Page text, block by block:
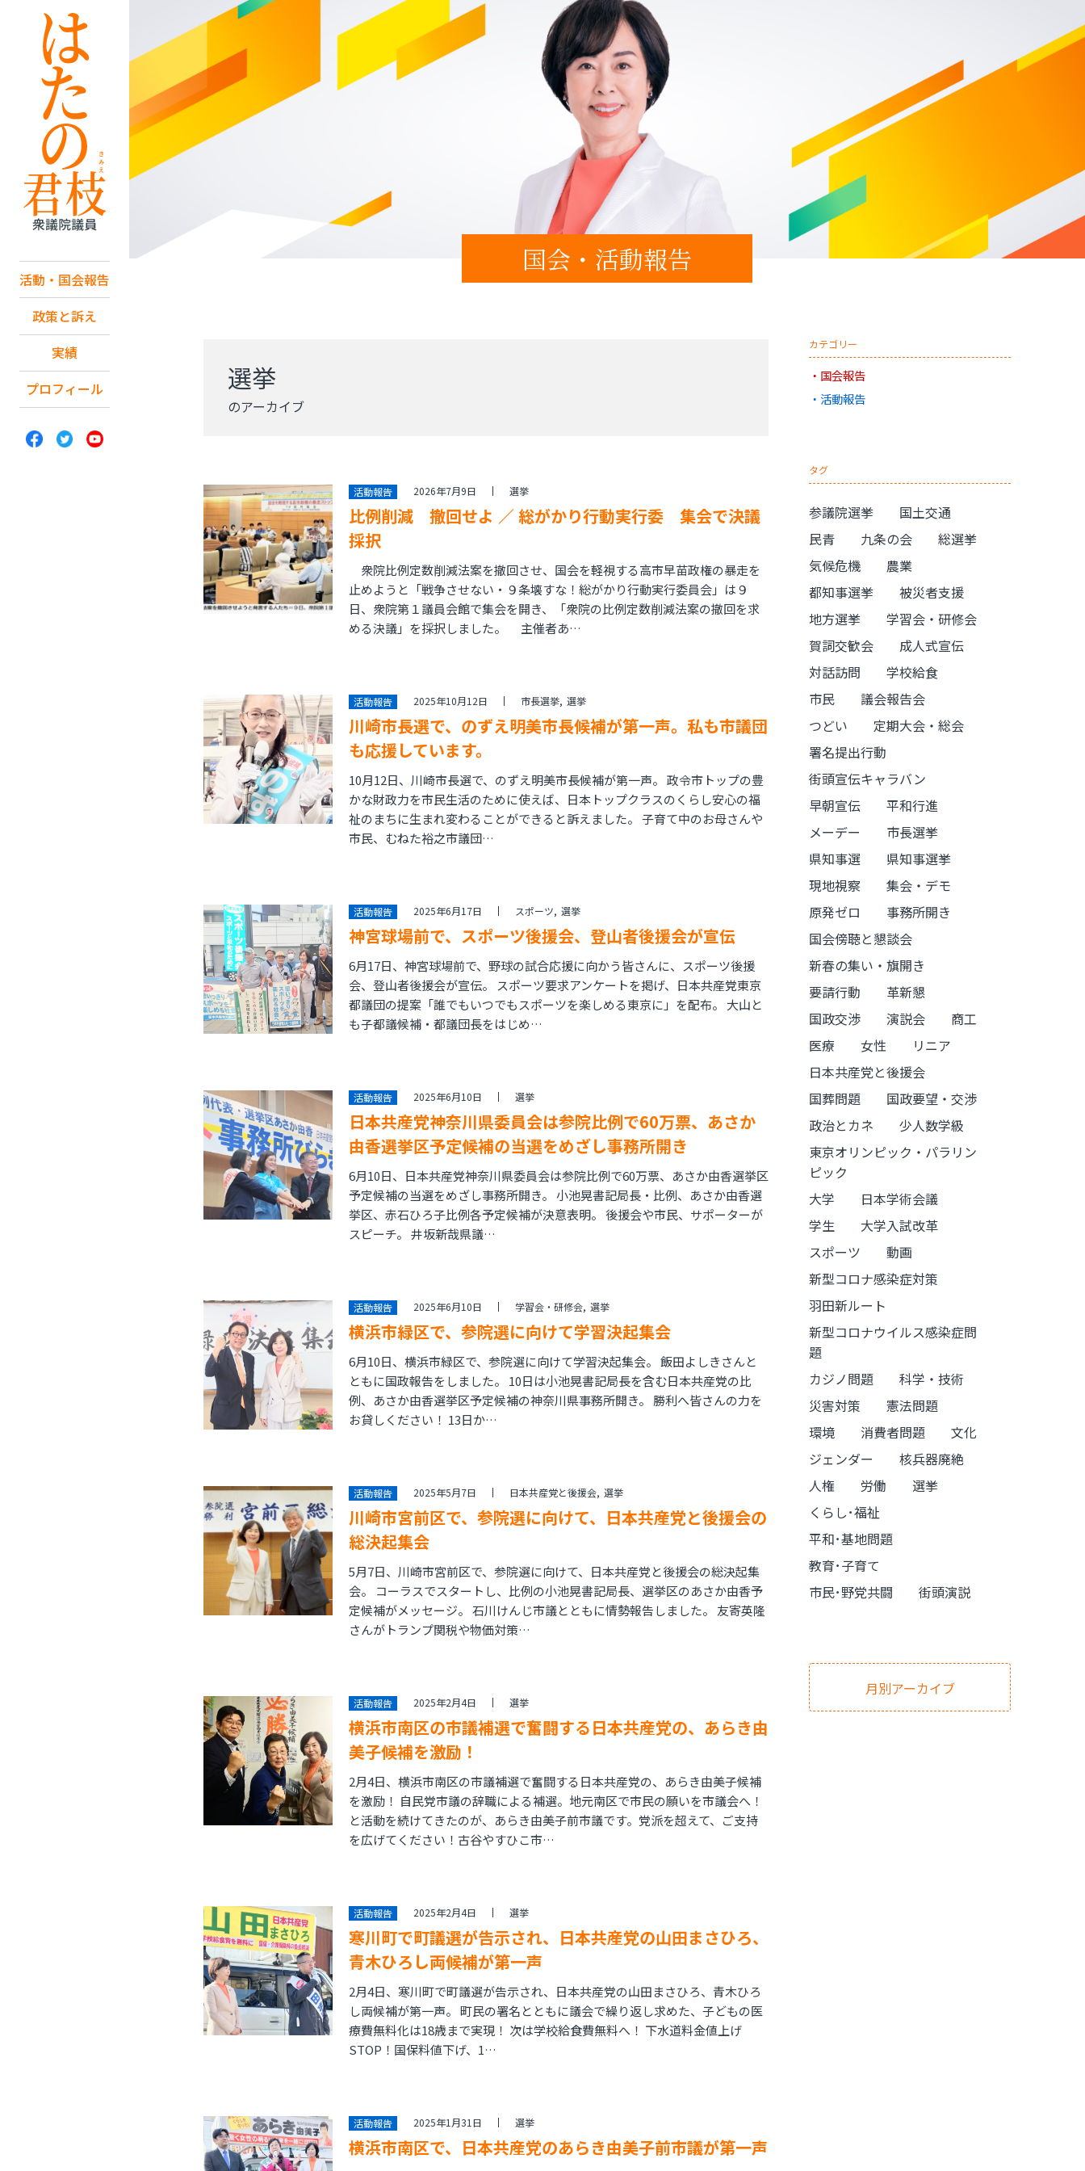
日本共産党 南関東ブロ
活動・国会報告
政策と訴え
実績
プロフィール
国会・活動報告
選挙
のアーカイブ
活動報告 2026年7月9日 選挙
比例削減 撤回せよ ／ 総がかり行動実行委 集会で決議
採択
衆院比例定数削減法案を撤回させ、国会を軽視する高市早苗政権の暴走を
止めようと「戦争させない・９条壊すな！総がかり行動実行委員会」は９
日、衆院第１議員会館で集会を開き、「衆院の比例定数削減法案の撤回を求
める決議」を採択しました。 主催者あ…
活動報告 2025年10月12日 市長選挙 選挙
川崎市長選で、のずえ明美市長候補が第一声。私も市議団
も応援しています。
10月12日、川崎市長選で、のずえ明美市長候補が第一声。 政令市トップの豊
かな財政力を市民生活のために使えば、日本トップクラスのくらし安心の福
祉のまちに生まれ変わることができると訴えました。 子育て中のお母さんや
市民、むねた裕之市議団…
活動報告 2025年6月17日 スポーツ 選挙
神宮球場前で、スポーツ後援会、登山者後援会が宣伝
6月17日、神宮球場前で、野球の試合応援に向かう皆さんに、スポーツ後援
会、登山者後援会が宣伝。 スポーツ要求アンケートを掲げ、日本共産党東京
都議団の提案「誰でもいつでもスポーツを楽しめる東京に」を配布。 大山と
も子都議候補・都議団長をはじめ…
活動報告 2025年6月10日 選挙
日本共産党神奈川県委員会は参院比例で60万票、あさか
由香選挙区予定候補の当選をめざし事務所開き
6月10日、日本共産党神奈川県委員会は参院比例で60万票、あさか由香選挙区
予定候補の当選をめざし事務所開き。 小池晃書記局長・比例、あさか由香選
挙区、赤石ひろ子比例各予定候補が決意表明。 後援会や市民、サポーターが
スピーチ。 井坂新哉県議…
活動報告 2025年6月10日 学習会・研修会 選挙
横浜市緑区で、参院選に向けて学習決起集会
6月10日、横浜市緑区で、参院選に向けて学習決起集会。 飯田よしきさんと
ともに国政報告をしました。 10日は小池晃書記局長を含む日本共産党の比
例、あさか由香選挙区予定候補の神奈川県事務所開き。 勝利へ皆さんの力を
お貸しください！ 13日か…
活動報告 2025年5月7日 日本共産党と後援会 選挙
川崎市宮前区で、参院選に向けて、日本共産党と後援会の
総決起集会
5月7日、川崎市宮前区で、参院選に向けて、日本共産党と後援会の総決起集
会。 コーラスでスタートし、比例の小池晃書記局長、選挙区のあさか由香予
定候補がメッセージ。 石川けんじ市議とともに情勢報告しました。 友寄英隆
さんがトランプ関税や物価対策…
活動報告 2025年2月4日 選挙
横浜市南区の市議補選で奮闘する日本共産党の、あらき由
美子候補を激励！
2月4日、横浜市南区の市議補選で奮闘する日本共産党の、あらき由美子候補
を激励！ 自民党市議の辞職による補選。地元南区で市民の願いを市議会へ！
と活動を続けてきたのが、あらき由美子前市議です。党派を超えて、ご支持
を広げてください！古谷やすひこ市…
活動報告 2025年2月4日 選挙
寒川町で町議選が告示され、日本共産党の山田まさひろ、
青木ひろし両候補が第一声
2月4日、寒川町で町議選が告示され、日本共産党の山田まさひろ、青木ひろ
し両候補が第一声。 町民の署名とともに議会で繰り返し求めた、子どもの医
療費無料化は18歳まで実現！ 次は学校給食費無料へ！ 下水道料金値上げ
STOP！国保料値下げ、1…
活動報告 2025年1月31日 選挙
横浜市南区で、日本共産党のあらき由美子前市議が第一声
カテゴリー
国会報告
活動報告
タグ
参議院選挙
国土交通
民青
九条の会
総選挙
気候危機
農業
都知事選挙
被災者支援
地方選挙
学習会・研修会
賀詞交歓会
成人式宣伝
対話訪問
学校給食
市民
議会報告会
つどい
定期大会・総会
署名提出行動
街頭宣伝キャラバン
早朝宣伝
平和行進
メーデー
市長選挙
県知事選
県知事選挙
現地視察
集会・デモ
原発ゼロ
事務所開き
国会傍聴と懇談会
新春の集い・旗開き
要請行動
革新懇
国政交渉
演説会
商工
医療
女性
リニア
日本共産党と後援会
国葬問題
国政要望・交渉
政治とカネ
少人数学級
東京オリンピック・パラリン
ピック
大学
日本学術会議
学生
大学入試改革
スポーツ
動画
新型コロナ感染症対策
羽田新ルート
新型コロナウイルス感染症問
題
カジノ問題
科学・技術
災害対策
憲法問題
環境
消費者問題
文化
ジェンダー
核兵器廃絶
人権
労働
選挙
くらし･福祉
平和･基地問題
教育･子育て
市民･野党共闘
街頭演説
月別アーカイブ